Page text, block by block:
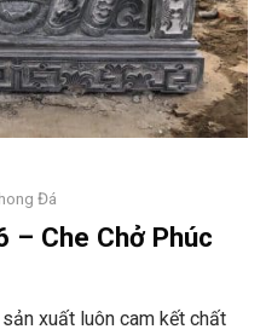
Đá
– Che Chở Phúc
xuất luôn cam kết chất